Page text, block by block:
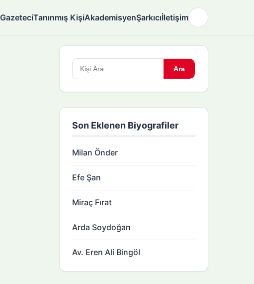
GazeteciTanınmış KişiAkademisyenŞarkıcıİletişim
Arama
yapın:
Ara
Son Eklenen Biyografiler
Milan Önder
Efe Şan
Miraç Fırat
Arda Soydoğan
Av. Eren Ali Bingöl